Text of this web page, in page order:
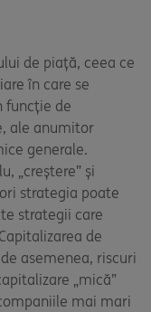
de piață, ceea ce
în care se
funcție de
ale anumitor
generale.
„creștere” și
strategia poate
strategii care
de
asemenea, riscuri
„mică”
mai mari